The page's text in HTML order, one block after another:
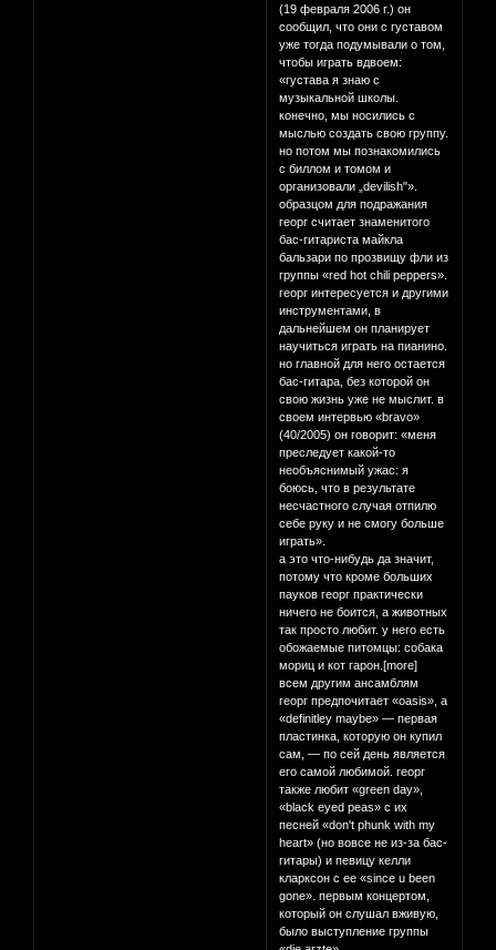
(19 февраля 2006 г.) он
сообщил, что они с густавом
уже тогда подумывали о том,
чтобы играть вдвоем:
«густава я знаю с
музыкальной школы.
конечно, мы носились с
мыслью создать свою группу.
но потом мы познакомились
с биллом и томом и
организовали „devilish"».
образцом для подражания
георг считает знаменитого
бас-гитариста майкла
бальзари по прозвищу фли из
группы «red hot chili peppers».
георг интересуется и другими
инструментами, в
дальнейшем он планирует
научиться играть на пианино.
но главной для него остается
бас-гитара, без которой он
свою жизнь уже не мыслит. в
своем интервью «bravo»
(40/2005) он говорит: «меня
преследует какой-то
необъяснимый ужас: я
боюсь, что в результате
несчастного случая отпилю
себе руку и не смогу больше
играть».
а это что-нибудь да значит,
потому что кроме больших
пауков георг практически
ничего не боится, а животных
так просто любит. у него есть
обожаемые питомцы: собака
мориц и кот гарон.[more]
всем другим ансамблям
георг предпочитает «oasis», a
«definitley maybe» — первая
пластинка, которую он купил
сам, — по сей день является
его самой любимой. георг
также любит «green day»,
«black eyed peas» с их
песней «don't phunk with my
heart» (но вовсе не из-за бас-
гитары) и певицу келли
кларксон с ее «since u been
gone». первым концертом,
который он слушал вживую,
было выступление группы